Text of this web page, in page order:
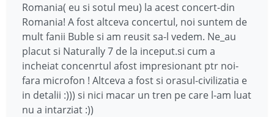
Romania( eu si sotul meu) la acest concert-din
Romania! A fost altceva concertul, noi suntem de
mult fanii Buble si am reusit sa-l vedem. Ne_au
placut si Naturally 7 de la inceput.si cum a
incheiat concenrtul afost impresionant ptr noi-
fara microfon ! Altceva a fost si orasul-civilizatia e
in detalii :))) si nici macar un tren pe care l-am luat
nu a intarziat :))